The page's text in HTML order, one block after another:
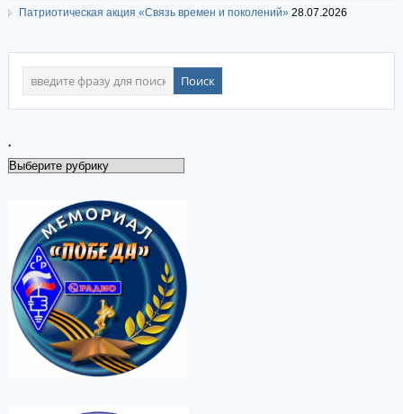
Патриотическая акция «Связь времен и поколений» 28.07.2026
.